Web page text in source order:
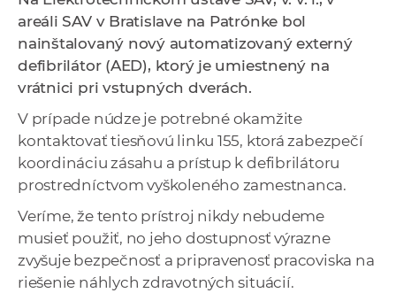
h
c
o
v
í
k
areáli SAV v Bratislave na Patrónke bol
nainštalovaný nový automatizovaný externý
defibrilátor (AED), ktorý je umiestnený na
vrátnici pri vstupných dverách.
V prípade núdze je potrebné okamžite
kontaktovať tiesňovú linku 155, ktorá zabezpečí
koordináciu zásahu a prístup k defibrilátoru
prostredníctvom vyškoleného zamestnanca.
Veríme, že tento prístroj nikdy nebudeme
musieť použiť, no jeho dostupnosť výrazne
zvyšuje bezpečnosť a pripravenosť pracoviska na
riešenie náhlych zdravotných situácií.